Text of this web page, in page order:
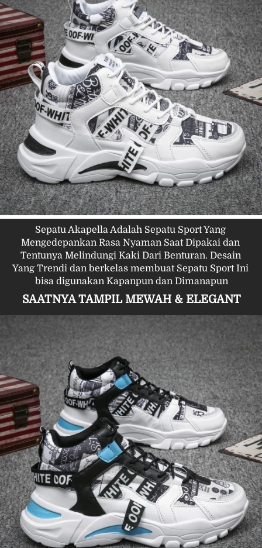
Sepatu Akapella Adalah Sepatu Sport Yang
Mengedepankan Rasa Nyaman Saat Dipakai dan
Tentunya Melindungi Kaki Dari Benturan. Desain
Yang Trendi dan berkelas membuat Sepatu Sport Ini
bisa digunakan Kapanpun dan Dimanapun
SAATNYA TAMPIL MEWAH & ELEGANT